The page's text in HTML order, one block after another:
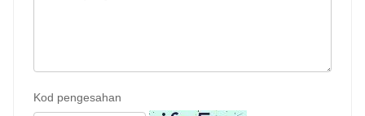
Kod pengesahan